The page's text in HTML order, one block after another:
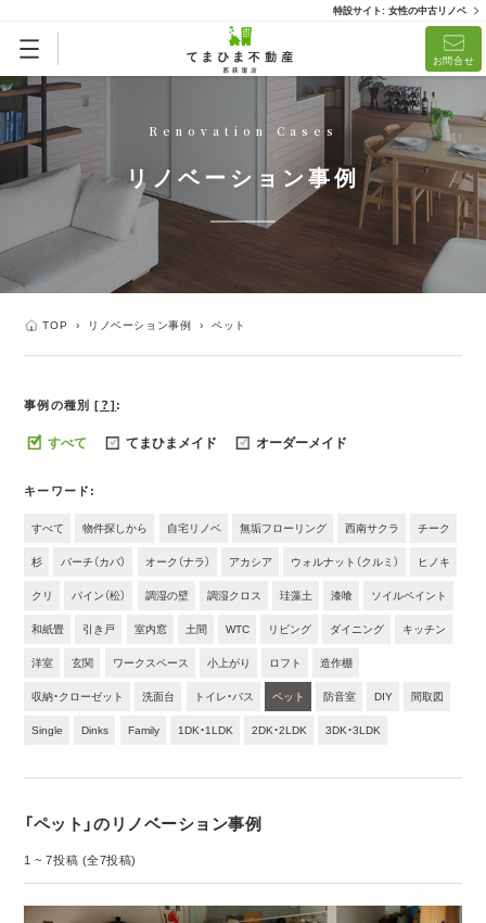
特設サイト: 女性の中古リノベ
お問合せ
Renovation Cases
リノベーション事例
TOP › リノベーション事例 › ペット
事例の種別 [？]
すべて てまひまメイド オーダーメイド
キーワード
すべて 物件探しから 自宅リノベ 無垢フローリング 西南サクラ チーク
杉 バーチ（カバ） オーク（ナラ） アカシア ウォルナット（クルミ） ヒノキ
クリ パイン（松） 調湿の壁 調湿クロス 珪藻土 漆喰 ソイルペイント
和紙畳 引き戸 室内窓 土間 WTC リビング ダイニング キッチン
洋室 玄関 ワークスペース 小上がり ロフト 造作棚
収納・クローゼット 洗面台 トイレ・バス ペット 防音室 DIY 間取図
Single Dinks Family 1DK・1LDK 2DK・2LDK 3DK・3LDK
「ペット」のリノベーション事例
1 ~ 7投稿 (全7投稿)